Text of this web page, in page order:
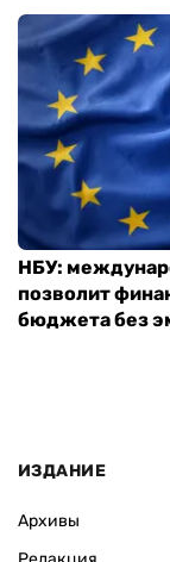
НБУ:
позволит
бюджета без
ИЗДАНИЕ
Архивы